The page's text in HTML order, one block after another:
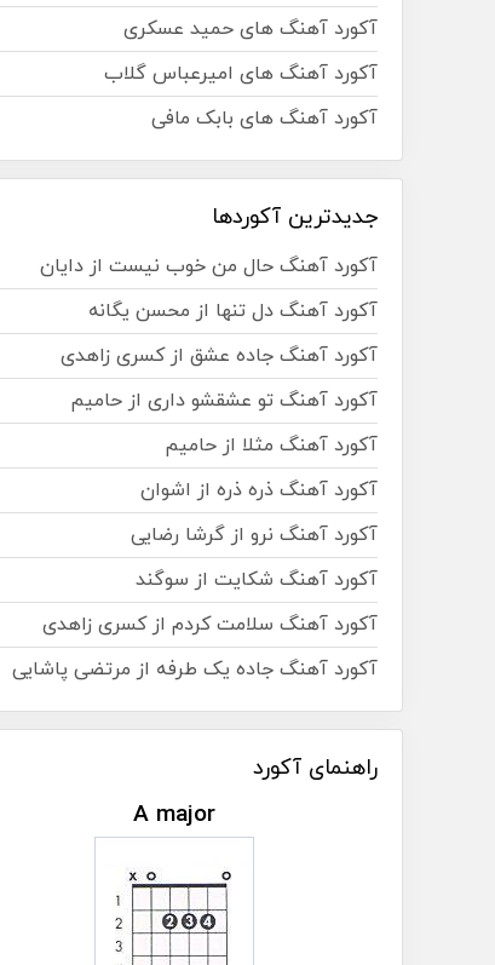
آکورد آهنگ های حمید عسکری
آکورد آهنگ های امیرعباس گلاب
آکورد آهنگ های بابک مافی
جدیدترین آکوردها
آکورد آهنگ حال من خوب نیست از دایان
آکورد آهنگ دل تنها از محسن یگانه
آکورد آهنگ جاده عشق از کسری زاهدی
آکورد آهنگ تو عشقشو داری از حامیم
آکورد آهنگ مثلا از حامیم
آکورد آهنگ ذره ذره از اشوان
آکورد آهنگ نرو از گرشا رضایی
آکورد آهنگ شکایت از سوگند
آکورد آهنگ سلامت کردم از کسری زاهدی
آکورد آهنگ جاده یک طرفه از مرتضی پاشایی
راهنمای آکورد
A major